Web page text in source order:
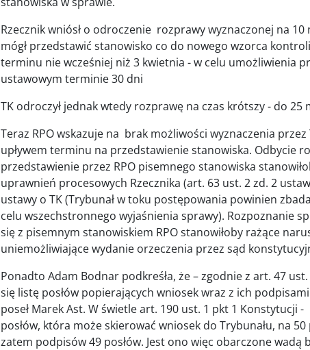
Rzecznik wniósł o odroczenie rozprawy wyznaczonej na 10
mógł przedstawić stanowisko co do nowego wzorca
terminu nie wcześniej niż 3 kwietnia - w celu umożliwienia
ustawowym terminie 30 dni
TK odroczył jednak wtedy rozprawę na czas krótszy - do 25
Teraz RPO wskazuje na brak możliwości wyznaczenia
upływem terminu na przedstawienie stanowiska. Odbycie
przedstawienie przez RPO pisemnego stanowiska
uprawnień procesowych Rzecznika (art. 63 ust. 2 zd. 2
ustawy o TK (Trybunał w toku postępowania powinien
celu wszechstronnego wyjaśnienia sprawy). Rozpoznanie
się z pisemnym stanowiskiem RPO stanowiłoby rażące
uniemożliwiające wydanie orzeczenia przez sąd
Ponadto Adam Bodnar podkreśła, że – zgodnie z art. 47
się listę posłów popierających wniosek wraz z ich
poseł Marek Ast. W świetle art. 190 ust. 1 pkt 1 Konstytucji
posłów, która może skierować wniosek do Trybunału, na
zatem podpisów 49 posłów. Jest ono więc obarczone wadą